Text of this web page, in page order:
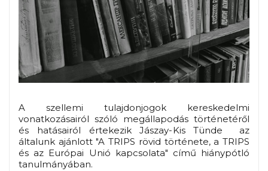
A szellemi tulajdonjogok kereskedelmi
vonatkozásairól szóló megállapodás történetéről
és hatásairól értekezik Jászay-Kis Tünde az
általunk ajánlott "A TRIPS rövid története, a TRIPS
és az Európai Unió kapcsolata" című hiánypótló
tanulmányában.